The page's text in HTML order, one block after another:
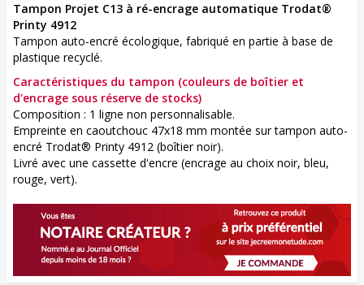
Tampon Projet C13 à ré-encrage automatique Trodat®
Printy 4912
Tampon auto-encré écologique, fabriqué en partie à base de
plastique recyclé.
Caractéristiques du tampon (couleurs de boîtier et
d'encrage sous réserve de stocks)
Composition : 1 ligne non personnalisable.
Empreinte en caoutchouc 47x18 mm montée sur tampon auto-
encré Trodat® Printy 4912 (boîtier noir).
Livré avec une cassette d'encre (encrage au choix noir, bleu,
rouge, vert).